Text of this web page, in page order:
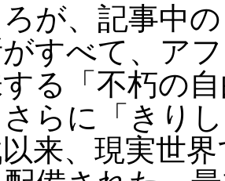
が、記事中
すべて、ア
る「不朽の
さらに「きり
来、現実世